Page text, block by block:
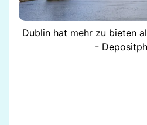
Dublin hat mehr zu bieten
-